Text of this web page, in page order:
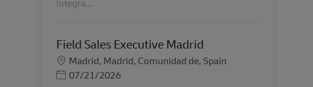
integra...
Field Sales Executive Madrid
Местоположение
Madrid, Madrid, Comunidad de, Spain
Posted Date
07/21/2026